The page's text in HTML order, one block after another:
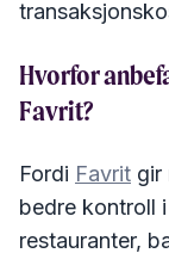
Hvorfor
Favrit?
Fordi Favrit gir
bedre kontroll
restauranter,